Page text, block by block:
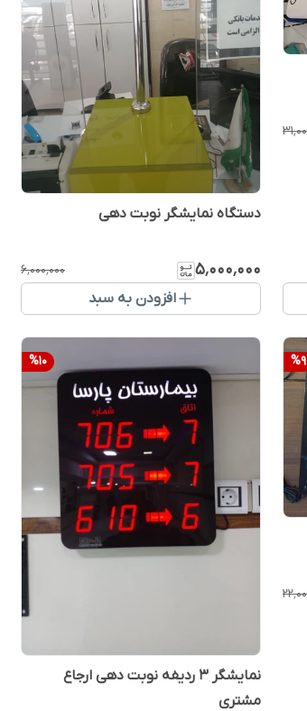
دستگاه نمایشگر نوبت دهی
۵٬۰۰۰٬۰۰۰ ۶٬۰۰۰٬۰۰۰
افزودن به سبد
%9
%10
نمایشگر ۳ ردیفه نوبت دهی ارجاع
مشتری